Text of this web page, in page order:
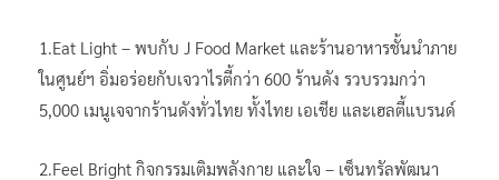
1.Eat Light – พบกับ J Food Market และร้านอาหารชั้นนำภาย
ในศูนย์ฯ อิ่มอร่อยกับเจวาไรตี้กว่า 600 ร้านดัง รวบรวมกว่า
5,000 เมนูเจจากร้านดังทั่วไทย ทั้งไทย เอเชีย และเฮลตี้แบรนด์
2.Feel Bright กิจกรรมเติมพลังกาย และใจ – เซ็นทรัลพัฒนา